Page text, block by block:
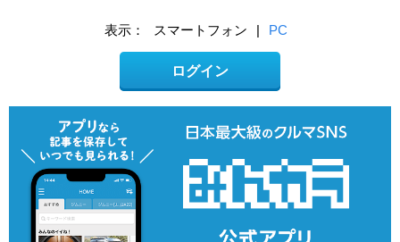
表示： スマートフォン | PC
ログイン